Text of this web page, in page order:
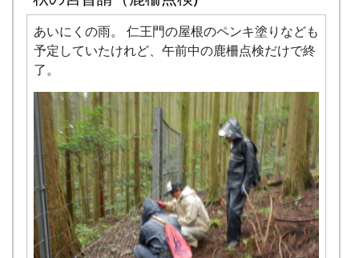
〃
11:30
昼食
〃
〃
13:00
棚田コンサート
〃
16:00 解散
実施内容
募集人数：5組（ご兄弟での参加も可能で
す）
応募者多数の場合は先着順となります
蕎麦種蒔 #2 (2013-08-17 14:45:51)
あいにくの雨。 仁王門の屋根のペンキ塗りなども
予定していたけれど、午前中の鹿柵点検だけで終
了。